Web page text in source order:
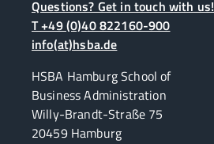
Questions? Get in touch with us!
T +49 (0)40 822160-900
info(at)hsba.de
HSBA Hamburg School of
Business Administration
Willy-Brandt-Straße 75
20459 Hamburg